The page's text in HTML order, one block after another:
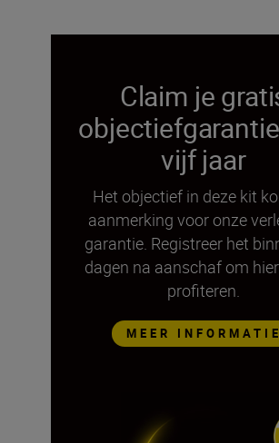
Claim je
vijf jaar
Het objectief in deze kit
aanmerking voor onze
garantie. Registreer het
dagen na aanschaf om
profiteren.
MEER INFORMATIE